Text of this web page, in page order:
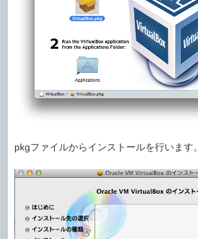
pkgファイルからインストールを行います。